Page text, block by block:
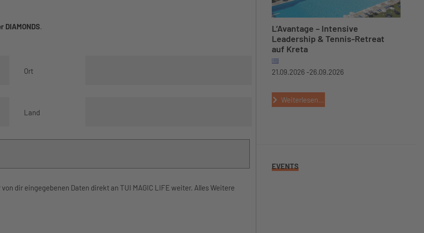
.
Ort
Land
dir eingegebenen Daten direkt an TUI MAGIC LIFE weiter. Alles Weitere
L’Avantage – Intensive
Leadership & Tennis-Retreat
auf Kreta
21.09.2026 -26.09.2026
Weiterlesen...
EVENTS